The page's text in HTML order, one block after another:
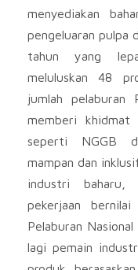
menyediakan
pengeluaran pulpa
tahun yang
meluluskan 48
jumlah pelaburan
memberi khidmat
seperti NGGB
mampan dan
industri
pekerjaan
Pelaburan
lagi pemain